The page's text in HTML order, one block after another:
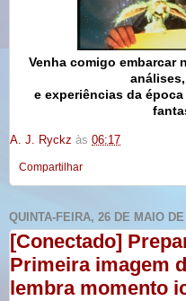
Venha comigo embarcar
e experiências da
A. J. Ryckz às 06:17
Compartilhar
QUINTA-FEIRA, 26 DE MAIO
[Conectado]
Primeira imagem
lembra momento